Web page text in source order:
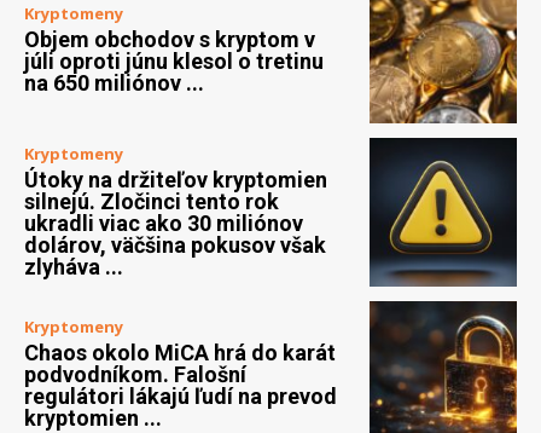
Kryptomeny
Objem obchodov s kryptom v
júli oproti júnu klesol o tretinu
na 650 miliónov ...
Kryptomeny
Útoky na držiteľov kryptomien
silnejú. Zločinci tento rok
ukradli viac ako 30 miliónov
dolárov, väčšina pokusov však
zlyháva ...
Kryptomeny
Chaos okolo MiCA hrá do karát
podvodníkom. Falošní
regulátori lákajú ľudí na prevod
kryptomien ...